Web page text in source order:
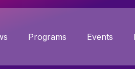
Programs Events